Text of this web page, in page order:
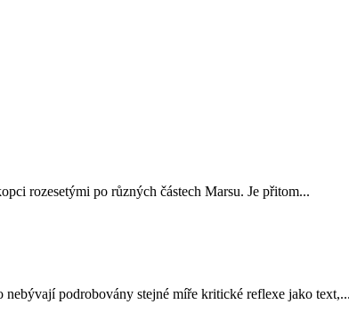
rozesetými po různých částech Marsu. Je přitom...
podrobovány stejné míře kritické reflexe jako text,...